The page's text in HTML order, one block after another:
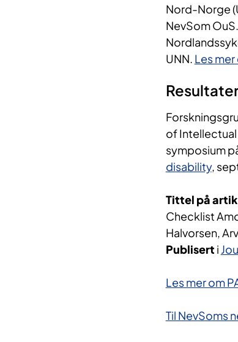
Nord-Norge
NevSom
UNN. Les
of Intellectual
symposium
disability,
Tittel på
Checklist
Halvorsen,
Publisert i
Les mer om
Til NevSoms